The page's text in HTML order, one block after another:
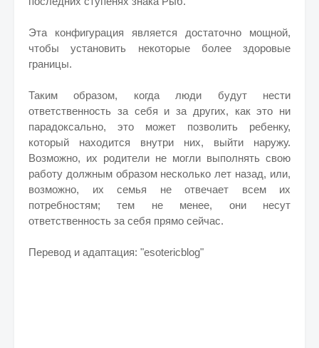
Эта конфигурация является достаточно мощной,
чтобы установить некоторые более здоровые
границы.
Таким образом, когда люди будут нести
ответственность за себя и за других, как это ни
парадоксально, это может позволить ребенку,
который находится внутри них, выйти наружу.
Возможно, их родители не могли выполнять свою
работу должным образом несколько лет назад, или,
возможно, их семья не отвечает всем их
потребностям; тем не менее, они несут
ответственность за себя прямо сейчас.
Перевод и адаптация: "esotericblog"